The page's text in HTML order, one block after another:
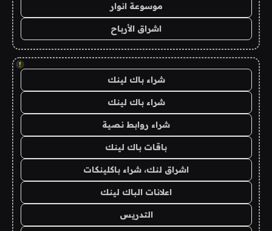
موسوعة انوار
اشراق الأرباح
!
شراء باك لينك
شراء باك لينك
شراء روابط نصية
باقات باك لينك
اشراق لنك، شراء باكلينكات
اعلانات الباك لينك
التدريس